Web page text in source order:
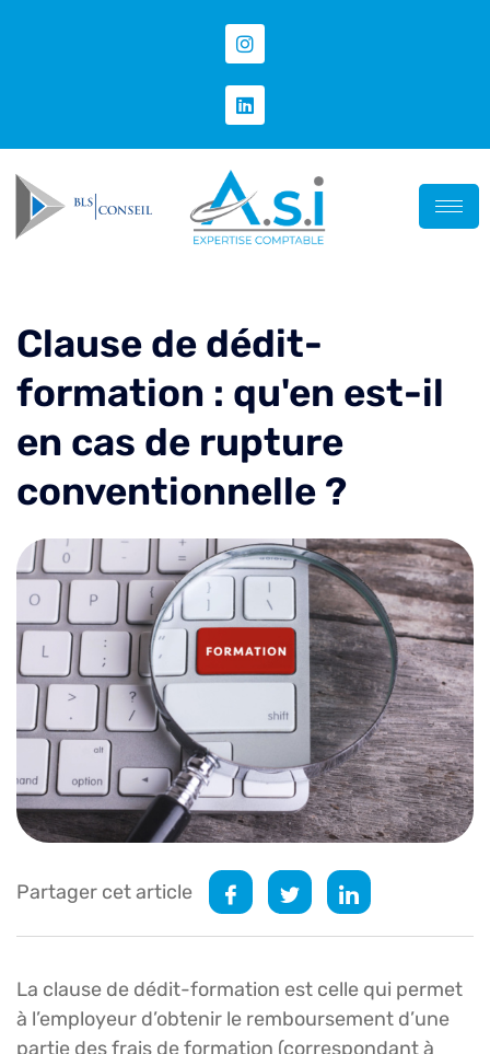
Clause de dédit-
formation : qu'en est-il
en cas de rupture
conventionnelle ?
Partager cet article
La clause de dédit-formation est celle qui permet
à l’employeur d’obtenir le remboursement d’une
partie des frais de formation (correspondant à